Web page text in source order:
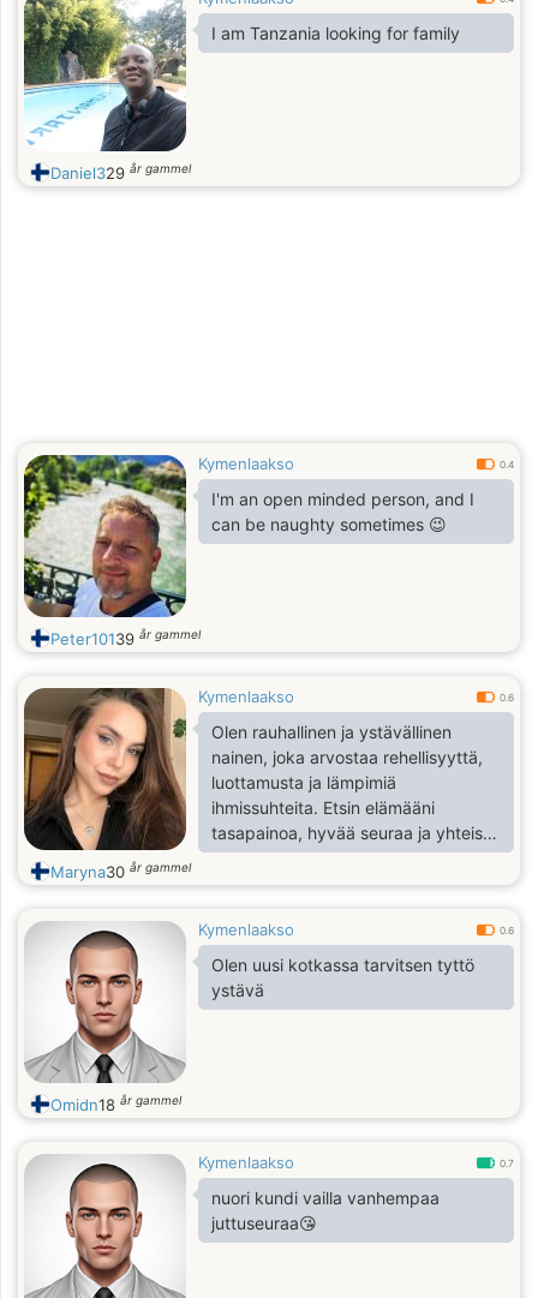
I am Tanzania looking for family
Daniel329 år gammel
Kymenlaakso 0.4
I'm an open minded person, and I
can be naughty sometimes 😉
Peter10139 år gammel
Kymenlaakso 0.6
Olen rauhallinen ja ystävällinen
nainen, joka arvostaa rehellisyyttä,
luottamusta ja lämpimiä
ihmissuhteita. Etsin elämääni
tasapainoa, hyvää seuraa ja yhteistä
tulevaisuutta.
Maryna30 år gammel
Kymenlaakso 0.6
Olen uusi kotkassa tarvitsen tyttö
ystävä
Omidn18 år gammel
Kymenlaakso 0.7
nuori kundi vailla vanhempaa
juttuseuraa😘